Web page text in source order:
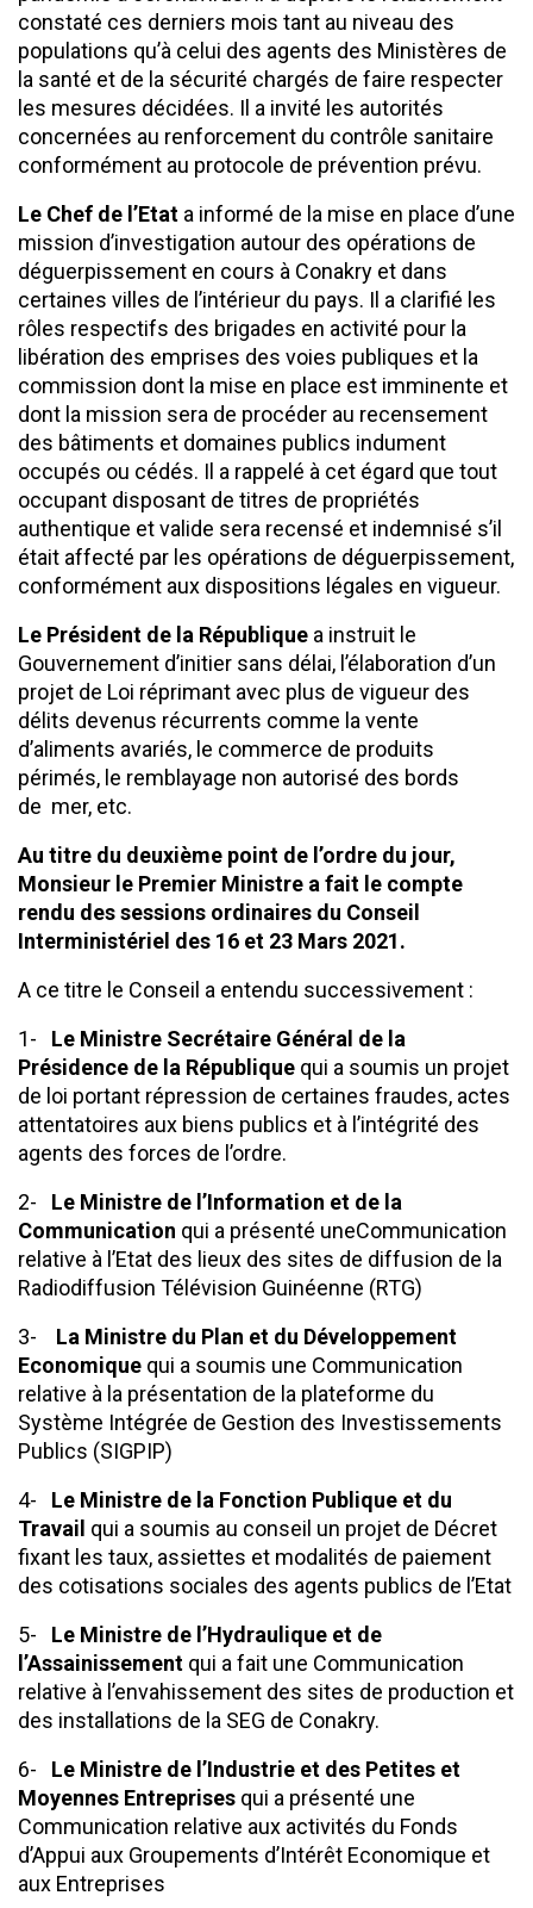
constaté ces derniers mois tant au niveau des
populations qu’à celui des agents des Ministères de
la santé et de la sécurité chargés de faire respecter
les mesures décidées. Il a invité les autorités
concernées au renforcement du contrôle sanitaire
conformément au protocole de prévention prévu.
Le Chef de l’Etat a informé de la mise en place d’une
mission d’investigation autour des opérations de
déguerpissement en cours à Conakry et dans
certaines villes de l’intérieur du pays. Il a clarifié les
rôles respectifs des brigades en activité pour la
libération des emprises des voies publiques et la
commission dont la mise en place est imminente et
dont la mission sera de procéder au recensement
des bâtiments et domaines publics indument
occupés ou cédés. Il a rappelé à cet égard que tout
occupant disposant de titres de propriétés
authentique et valide sera recensé et indemnisé s’il
était affecté par les opérations de déguerpissement,
conformément aux dispositions légales en vigueur.
Le Président de la République a instruit le
Gouvernement d’initier sans délai, l’élaboration d’un
projet de Loi réprimant avec plus de vigueur des
délits devenus récurrents comme la vente
d’aliments avariés, le commerce de produits
périmés, le remblayage non autorisé des bords
de mer, etc.
Au titre du deuxième point de l’ordre du jour,
Monsieur le Premier Ministre a fait le compte
rendu des sessions ordinaires du Conseil
Interministériel des 16 et 23 Mars 2021.
A ce titre le Conseil a entendu successivement :
1- Le Ministre Secrétaire Général de la
Présidence de la République qui a soumis un projet
de loi portant répression de certaines fraudes, actes
attentatoires aux biens publics et à l’intégrité des
agents des forces de l’ordre.
2- Le Ministre de l’Information et de la
Communication qui a présenté uneCommunication
relative à l’Etat des lieux des sites de diffusion de la
Radiodiffusion Télévision Guinéenne (RTG)
3- La Ministre du Plan et du Développement
Economique qui a soumis une Communication
relative à la présentation de la plateforme du
Système Intégrée de Gestion des Investissements
Publics (SIGPIP)
4- Le Ministre de la Fonction Publique et du
Travail qui a soumis au conseil un projet de Décret
fixant les taux, assiettes et modalités de paiement
des cotisations sociales des agents publics de l’Etat
5- Le Ministre de l’Hydraulique et de
l’Assainissement qui a fait une Communication
relative à l’envahissement des sites de production et
des installations de la SEG de Conakry.
6- Le Ministre de l’Industrie et des Petites et
Moyennes Entreprises qui a présenté une
Communication relative aux activités du Fonds
d’Appui aux Groupements d’Intérêt Economique et
aux Entreprises